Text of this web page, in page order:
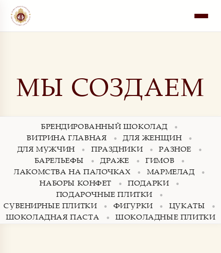
содержимому
МЫ СОЗДАЕМ
БРЕНДИРОВАННЫЙ ШОКОЛАД
ВИТРИНА ГЛАВНАЯ
ДЛЯ ЖЕНЩИН
ДЛЯ МУЖЧИН
ПРАЗДНИКИ
РАЗНОЕ
БАРЕЛЬЕФЫ
ДРАЖЕ
ГИМОВ
ЛАКОМСТВА НА ПАЛОЧКАХ
МАРМЕЛАД
НАБОРЫ КОНФЕТ
ПОДАРКИ
ПОДАРОЧНЫЕ ПЛИТКИ
СУВЕНИРНЫЕ ПЛИТКИ
ФИГУРКИ
ЦУКАТЫ
ШОКОЛАДНАЯ ПАСТА
ШОКОЛАДНЫЕ ПЛИТКИ